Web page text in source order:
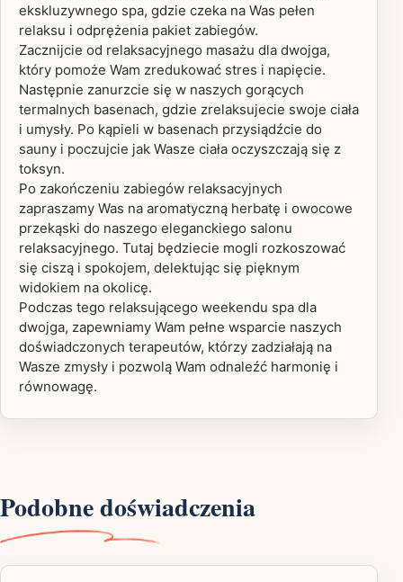
ekskluzywnego spa, gdzie czeka na Was pełen
relaksu i odprężenia pakiet zabiegów.
Zacznijcie od relaksacyjnego masażu dla dwojga,
który pomoże Wam zredukować stres i napięcie.
Następnie zanurzcie się w naszych gorących
termalnych basenach, gdzie zrelaksujecie swoje ciała
i umysły. Po kąpieli w basenach przysiądźcie do
sauny i poczujcie jak Wasze ciała oczyszczają się z
toksyn.
Po zakończeniu zabiegów relaksacyjnych
zapraszamy Was na aromatyczną herbatę i owocowe
przekąski do naszego eleganckiego salonu
relaksacyjnego. Tutaj będziecie mogli rozkoszować
się ciszą i spokojem, delektując się pięknym
widokiem na okolicę.
Podczas tego relaksującego weekendu spa dla
dwojga, zapewniamy Wam pełne wsparcie naszych
doświadczonych terapeutów, którzy zadziałają na
Wasze zmysły i pozwolą Wam odnaleźć harmonię i
równowagę.
Podobne doświadczenia